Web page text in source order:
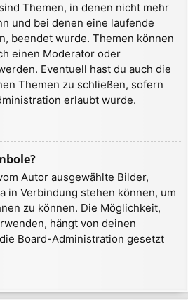
Themen, in denen nicht mehr
und bei denen eine laufende
beendet wurde. Themen können
einen Moderator oder
Eventuell hast du auch die
Themen zu schließen, sofern
erlaubt wurde.
Autor ausgewählte Bilder,
in Verbindung stehen können, um
zu können. Die Möglichkeit,
hängt von deinen
Board-Administration gesetzt